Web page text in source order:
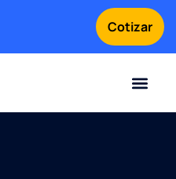
Cotizar